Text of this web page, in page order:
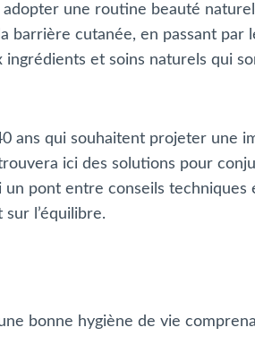
une routine beauté
cutanée, en passant
et soins naturels qui
ans qui souhaitent projeter une
ici des solutions pour
un pont entre conseils
l’équilibre.
bonne hygiène de vie